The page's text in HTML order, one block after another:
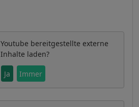
Youtube bereitgestellte externe
Inhalte laden?
Ja Immer